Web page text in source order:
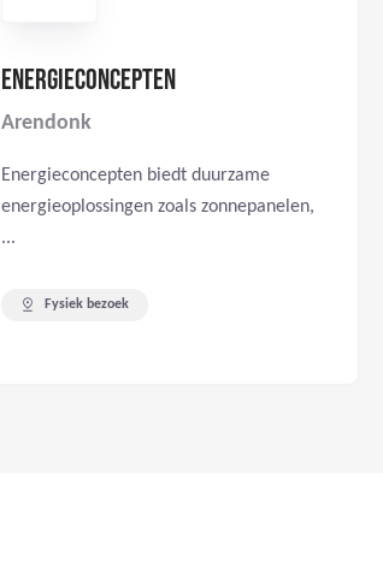
ENERGIECONCEPTEN
Arendonk
Energieconcepten biedt duurzame
energieoplossingen zoals zonnepanelen,
...
Fysiek bezoek